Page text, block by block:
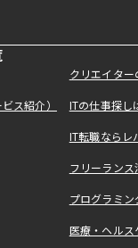
クリエイタ
ス紹介） ITの仕事探
IT転職なら
フリーラン
プログラミ
医療・ヘル